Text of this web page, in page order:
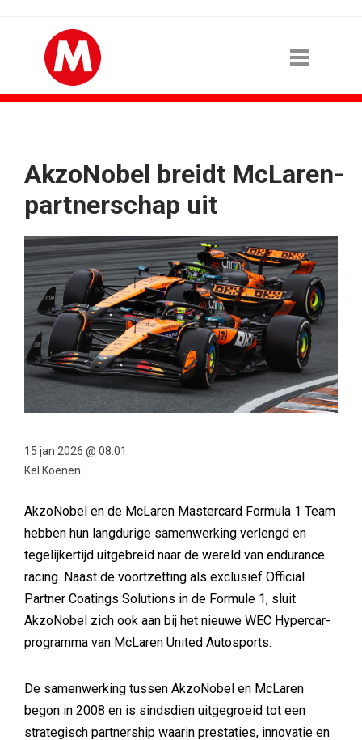
AkzoNobel breidt McLaren-
partnerschap uit
15 jan 2026 @ 08:01
Kel Koenen
AkzoNobel en de McLaren Mastercard Formula 1 Team
hebben hun langdurige samenwerking verlengd en
tegelijkertijd uitgebreid naar de wereld van endurance
racing. Naast de voortzetting als exclusief Official
Partner Coatings Solutions in de Formule 1, sluit
AkzoNobel zich ook aan bij het nieuwe WEC Hypercar-
programma van McLaren United Autosports.
De samenwerking tussen AkzoNobel en McLaren
begon in 2008 en is sindsdien uitgegroeid tot een
strategisch partnership waarin prestaties, innovatie en